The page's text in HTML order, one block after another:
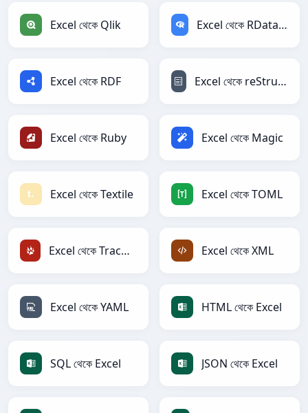
Excel থেকে Qlik Excel থেকে RDataFrame
Excel থেকে RDF Excel থেকে reStructuredText
Excel থেকে Ruby Excel থেকে Magic
Excel থেকে Textile Excel থেকে TOML
Excel থেকে TracWiki Excel থেকে XML
Excel থেকে YAML HTML থেকে Excel
SQL থেকে Excel JSON থেকে Excel